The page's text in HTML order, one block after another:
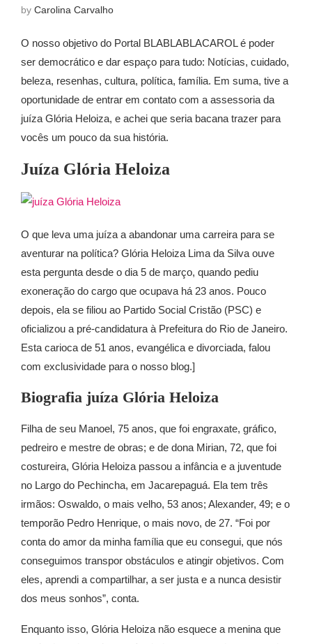
by Carolina Carvalho
O nosso objetivo do Portal BLABLABLACAROL é poder
ser democrático e dar espaço para tudo: Notícias, cuidado,
beleza, resenhas, cultura, política, família. Em suma, tive a
oportunidade de entrar em contato com a assessoria da
juíza Glória Heloiza, e achei que seria bacana trazer para
vocês um pouco da sua história.
Juíza Glória Heloiza
O que leva uma juíza a abandonar uma carreira para se
aventurar na política? Glória Heloiza Lima da Silva ouve
esta pergunta desde o dia 5 de março, quando pediu
exoneração do cargo que ocupava há 23 anos. Pouco
depois, ela se filiou ao Partido Social Cristão (PSC) e
oficializou a pré-candidatura à Prefeitura do Rio de Janeiro.
Esta carioca de 51 anos, evangélica e divorciada, falou
com exclusividade para o nosso blog.]
Biografia juíza Glória Heloiza
Filha de seu Manoel, 75 anos, que foi engraxate, gráfico,
pedreiro e mestre de obras; e de dona Mirian, 72, que foi
costureira, Glória Heloiza passou a infância e a juventude
no Largo do Pechincha, em Jacarepaguá. Ela tem três
irmãos: Oswaldo, o mais velho, 53 anos; Alexander, 49; e o
temporão Pedro Henrique, o mais novo, de 27. “Foi por
conta do amor da minha família que eu consegui, que nós
conseguimos transpor obstáculos e atingir objetivos. Com
eles, aprendi a compartilhar, a ser justa e a nunca desistir
dos meus sonhos”, conta.
Enquanto isso, Glória Heloiza não esquece a menina que